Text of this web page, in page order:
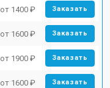
от 1400 ₽ Заказать
от 1600 ₽ Заказать
от 1900 ₽ Заказать
от 1600 ₽ Заказать